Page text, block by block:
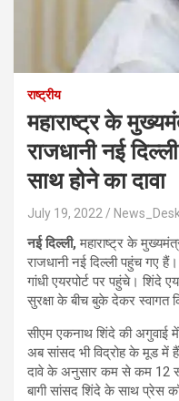
राष्ट्रीय
महाराष्ट्र के
राजधानी नई
साथ होने का दावा
July 19, 2022
नई दिल्ली, महाराष्ट्र के
राजधानी नई दिल्ली पहुंच गए
गांधी एयरपोर्ट पर पहुंचे। शिंदे
सुरक्षा के बीच बुके देकर स्वागत
सीएम एकनाथ श‍िंदे की अगुवाई
अब सांसद भी विद्रोह के मूड में
दावे के अनुसार कम से कम 12
बागी सांसद शिंदे के साथ प्रेस